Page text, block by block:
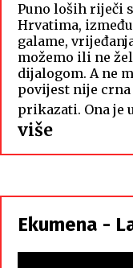
Puno loših riječi
Hrvatima,
galame,
možemo ili ne
dijalogom. A ne
povijest nije crna
prikazati. Ona je
više:
Hrvati
Srbi,
braća
Ekumena -